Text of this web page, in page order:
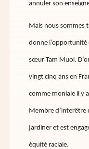
annuler son
Mais nous sommes
donne l’opportunité
sœur Tam Muoi.
vingt cinq ans en
comme moniale il y
Membre d’interêtre
jardiner et est
équité raciale.